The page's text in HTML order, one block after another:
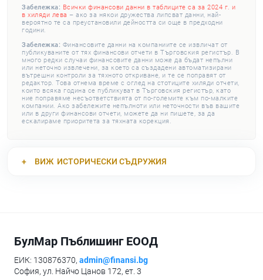
Забележка: Всички финансови данни в таблиците са за 2024 г. и
в хиляди лева – ако за някои дружества липсват данни, най-
вероятно те са преустановили дейността си още в предходни
години.
Забележка: Финансовите данни на компаниите се извличат от
публикуваните от тях финансови отчети в Търговския регистър. В
много редки случаи финансовите данни може да бъдат непълни
или неточно извлечени, за което са създадени автоматизирани
вътрешни контроли за тяхното откриване, и те се поправят от
редактор. Това отнема време с оглед на стотиците хиляди отчети,
които всяка година се публикуват в Търговския регистър, като
ние поправяме несъответствията от по-големите към по-малките
компании. Ако забележите непълноти или неточности във вашите
или в други финансови отчети, можете да ни пишете, за да
ескалираме приоритета за тяхната корекция.
ВИЖ ИСТОРИЧЕСКИ СЪДРУЖИЯ
БулМар Пъблишинг ЕООД
ЕИК: 130876370, admin@finansi.bg
София, ул. Найчо Цанов 172, ет. 3